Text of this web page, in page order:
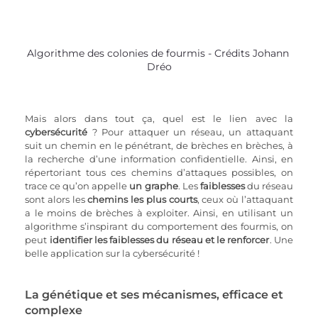
Algorithme des colonies de fourmis - Crédits Johann
Dréo
cybersécurité ? Pour attaquer un réseau, un attaquant
suit un chemin en le pénétrant, de brèches en brèches, à
la recherche d’une information confidentielle. Ainsi, en
répertoriant tous ces chemins d’attaques possibles, on
trace ce qu’on appelle un graphe. Les faiblesses du réseau
sont alors les chemins les plus courts, ceux où l’attaquant
a le moins de brèches à exploiter. Ainsi, en utilisant un
algorithme s’inspirant du comportement des fourmis, on
peut identifier les faiblesses du réseau et le renforcer. Une
belle application sur la cybersécurité !
La génétique et ses mécanismes, efficace et
complexe